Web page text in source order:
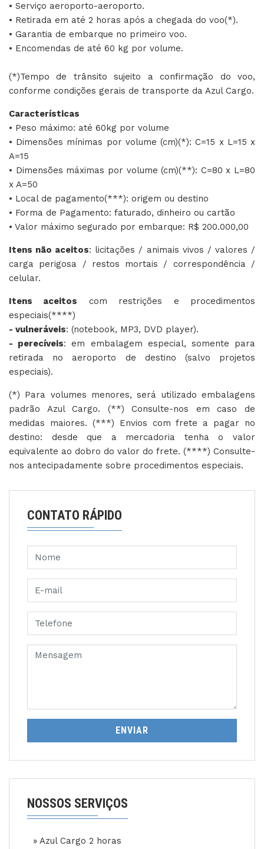
• Serviço aeroporto-aeroporto.
• Retirada em até 2 horas após a chegada do voo(*).
• Garantia de embarque no primeiro voo.
• Encomendas de até 60 kg por volume.
(*)Tempo de trânsito sujeito a confirmação do voo,
conforme condições gerais de transporte da Azul Cargo.
Características
• Peso máximo: até 60kg por volume
• Dimensões mínimas por volume (cm)(*): C=15 x L=15 x
A=15
• Dimensões máximas por volume (cm)(**): C=80 x L=80
x A=50
• Local de pagamento(***): origem ou destino
• Forma de Pagamento: faturado, dinheiro ou cartão
• Valor máximo segurado por embarque: R$ 200.000,00
Itens não aceitos: licitações / animais vivos / valores /
carga perigosa / restos mortais / correspondência /
celular.
Itens aceitos com restrições e procedimentos
especiais(****)
- vulneráveis: (notebook, MP3, DVD player).
- perecíveis: em embalagem especial, somente para
retirada no aeroporto de destino (salvo projetos
especiais).
(*) Para volumes menores, será utilizado embalagens
padrão Azul Cargo. (**) Consulte-nos em caso de
medidas maiores. (***) Envios com frete a pagar no
destino: desde que a mercadoria tenha o valor
equivalente ao dobro do valor do frete. (****) Consulte-
nos antecipadamente sobre procedimentos especiais.
CONTATO RÁPIDO
ENVIAR
NOSSOS SERVIÇOS
» Azul Cargo 2 horas